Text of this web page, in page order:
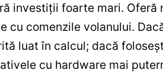
investiții foarte mari.
cu comenzile volanului.
luat în calcul; dacă
cu hardware mai